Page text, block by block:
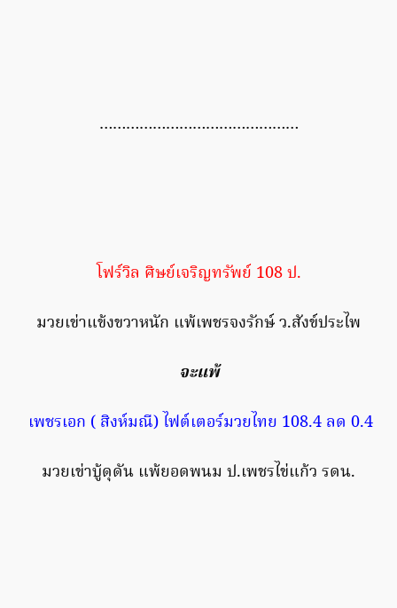
………………………………………
โฟร์วิล ศิษย์เจริญทรัพย์ 108 ป.
มวยเข่าแข้งขวาหนัก แพ้เพชรจงรักษ์ ว.สังข์ประไพ
จะแพ้
เพชรเอก ( สิงห์มณี) ไฟต์เตอร์มวยไทย 108.4 ลด 0.4
มวยเข่าบู้ดุดัน แพ้ยอดพนม ป.เพชรไข่แก้ว รดน.